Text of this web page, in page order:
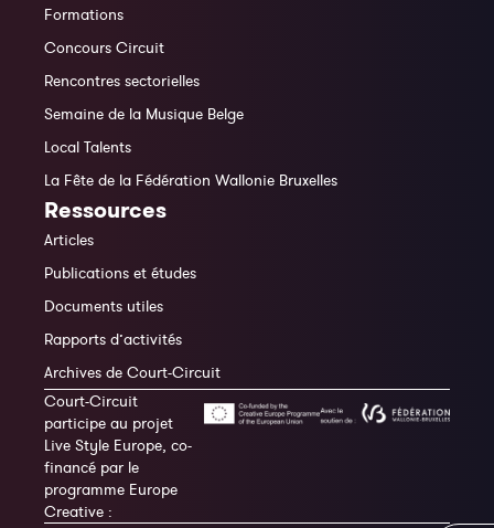
Formations
Concours Circuit
Rencontres sectorielles
Semaine de la Musique Belge
Local Talents
La Fête de la Fédération Wallonie Bruxelles
Ressources
Articles
Publications et études
Documents utiles
Rapports d’activités
Archives de Court-Circuit
Court-Circuit
participe au projet
Live Style Europe, co-
financé par le
programme Europe
Creative :